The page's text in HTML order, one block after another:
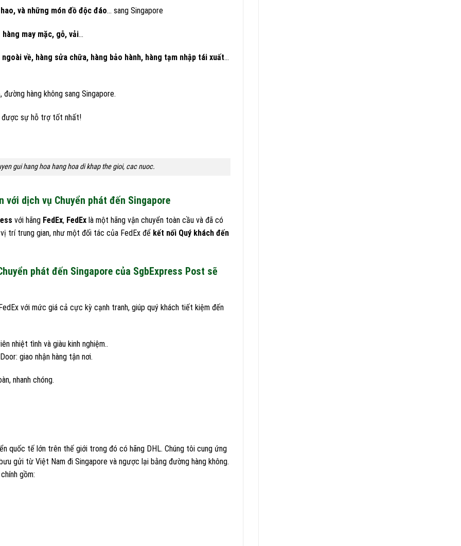
và những món đồ độc đáo… sang Singapore
hàng may mặc, gỗ, vải…
về, hàng sửa chữa, hàng bảo hành, hàng tạm nhập tái xuất…
hàng không sang Singapore.
được sự hỗ trợ tốt nhất!
gui hang hoa hang hoa di khap the gioi, cac nuoc.
dịch vụ Chuyển phát đến Singapore
với hãng FedEx, FedEx là một hãng vận chuyển toàn cầu và đã có
trí trung gian, như một đối tác của FedEx để kết nối Quý khách đến
phát đến Singapore của SgbExpress Post sẽ
với mức giá cả cực kỳ cạnh tranh, giúp quý khách tiết kiệm đến
nhiệt tình và giàu kinh nghiệm..
giao nhận hàng tận nơi.
nhanh chóng.
quốc tế lớn trên thế giới trong đó có hãng DHL. Chúng tôi cung ứng
gửi từ Việt Nam đi Singapore và ngược lại bằng đường hàng không.
gồm: